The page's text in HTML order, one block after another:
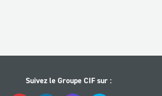
Suivez le Groupe CIF sur :